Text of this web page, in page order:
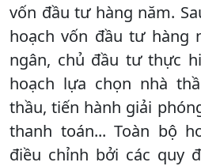
vốn đầu tư hàng năm.
hoạch vốn đầu tư hàng
ngân, chủ đầu tư thực
hoạch lựa chọn nhà
thầu, tiến hành giải
thanh toán... Toàn bộ
điều chỉnh bởi các quy